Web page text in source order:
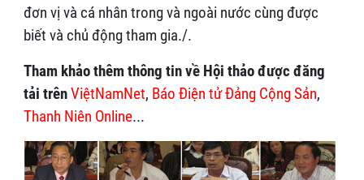
đơn vị và cá nhân trong và ngoài nước cùng được
biết và chủ động tham gia./.
Tham khảo thêm thông tin về Hội thảo được đăng
tải trênViệtNamNet, Báo Điện tử Đảng Cộng Sản,
Thanh Niên Online...